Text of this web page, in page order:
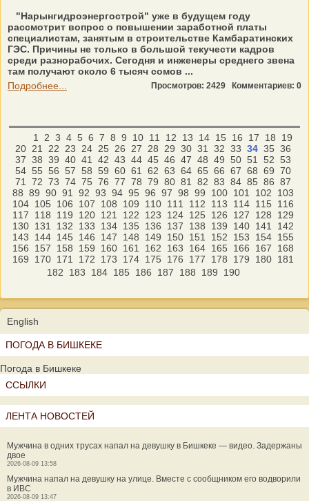
"Нарынгидроэнергострой" уже в будущем году
рассмотрит вопрос о повышении заработной платы
специалистам, занятым в строительстве Камбаратинских
ГЭС. Причины не только в большой текучести кадров
среди разнорабочих. Сегодня и инженеры среднего звена
там получают около 6 тысяч сомов ...
Подробнее...
Просмотров: 2429 Комментариев: 0
1 2 3 4 5 6 7 8 9 10 11 12 13 14 15 16 17 18
19
20 21 22 23 24 25 26 27 28 29 30 31 32 33 34 35 36
37 38 39 40 41 42 43 44 45 46 47 48 49 50 51 52 53
54 55 56 57 58 59 60 61 62 63 64 65 66 67 68 69 70
71
72 73 74 75 76 77 78 79 80 81 82 83 84 85 86 87
88 89 90 91 92 93 94 95 96 97 98 99 100 101 102
103
104 105 106 107 108 109 110 111 112 113 114 115
116
117
118 119 120 121 122 123 124 125 126 127 128
129
130 131 132 133 134 135 136 137 138 139 140 141
142
143
144 145 146 147 148 149 150 151 152 153 154 155
156
157 158 159 160 161 162 163 164 165 166 167
168
169
170 171 172 173 174 175 176 177 178 179 180 181
182
183 184 185 186 187 188 189 190
English
ПОГОДА В БИШКЕКЕ
Погода в Бишкеке
ССЫЛКИ
ЛЕНТА НОВОСТЕЙ
Мужчина в одних трусах напал на девушку в Бишкеке — видео. Задержаны
двое
2026-08-09 13:58
Мужчина напал на девушку на улице. Вместе с сообщником его водворили
в ИВС
2026-08-09 13:47